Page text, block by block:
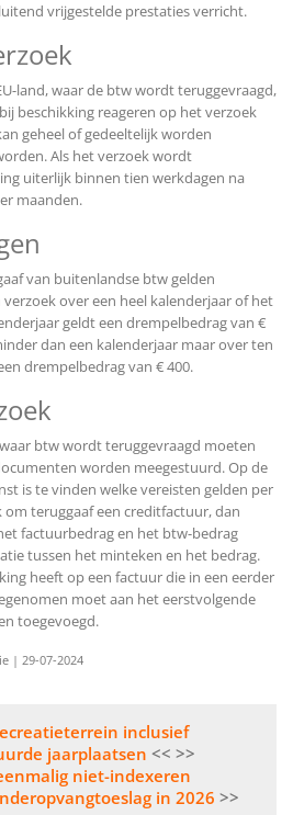
vrijgestelde prestaties verricht.
land, waar de btw wordt teruggevraagd,
beschikking reageren op het verzoek
geheel of gedeeltelijk worden
Als het verzoek wordt
uiterlijk binnen tien werkdagen na
maanden.
van buitenlandse btw gelden
over een heel kalenderjaar of het
geldt een drempelbedrag van €
dan een kalenderjaar maar over ten
drempelbedrag van € 400.
btw wordt teruggevraagd moeten
worden meegestuurd. Op de
is te vinden welke vereisten gelden per
om teruggaaf een creditfactuur, dan
factuurbedrag en het btw-bedrag
tussen het minteken en het bedrag.
heeft op een factuur die in een eerder
moet aan het eerstvolgende
toegevoegd.
| 29-07-2024
inclusief
jaarplaatsen
niet-indexeren
in 2026